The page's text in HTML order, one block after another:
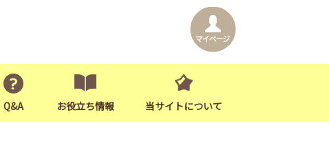
Q&A お役立ち情報 当サイトについて